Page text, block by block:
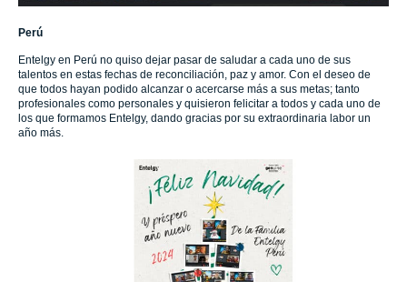
Perú
Entelgy en Perú no quiso dejar pasar de saludar a cada uno de sus
talentos en estas fechas de reconciliación, paz y amor. Con el deseo de
que todos hayan podido alcanzar o acercarse más a sus metas; tanto
profesionales como personales y quisieron felicitar a todos y cada uno de
los que formamos Entelgy, dando gracias por su extraordinaria labor un
año más.